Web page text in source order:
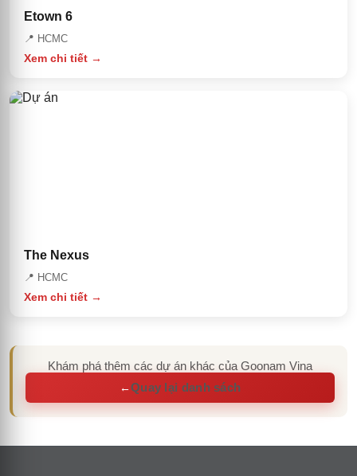
Etown 6
📍 HCMC
Xem chi tiết →
The Nexus
📍 HCMC
Xem chi tiết →
Khám phá thêm các dự án khác của Goonam Vina
←Quay lại danh sách